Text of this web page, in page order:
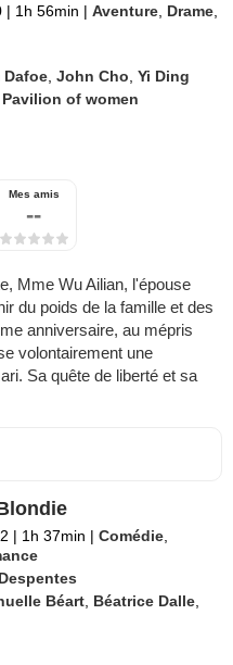
| 1h 56min | Aventure Drame
Dafoe ,John Cho ,Yi Ding
Pavilion of women
Mes amis
--
Mme Wu Ailian, l'épouse
du poids de la famille et des
anniversaire, au mépris
volontairement une
Sa quête de liberté et sa
| 1h 37min | Comédie
Béart Béatrice Dalle